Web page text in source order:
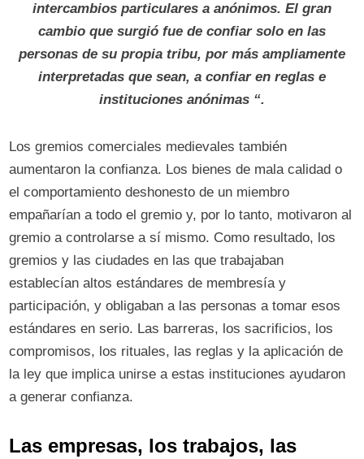
intercambios particulares a anónimos. El gran
cambio que surgió fue de confiar solo en las
personas de su propia tribu, por más ampliamente
interpretadas que sean, a confiar en reglas e
instituciones anónimas “.
Los gremios comerciales medievales también
aumentaron la confianza. Los bienes de mala calidad o
el comportamiento deshonesto de un miembro
empañarían a todo el gremio y, por lo tanto, motivaron al
gremio a controlarse a sí mismo. Como resultado, los
gremios y las ciudades en las que trabajaban
establecían altos estándares de membresía y
participación, y obligaban a las personas a tomar esos
estándares en serio. Las barreras, los sacrificios, los
compromisos, los rituales, las reglas y la aplicación de
la ley que implica unirse a estas instituciones ayudaron
a generar confianza.
Las empresas, los trabajos, las